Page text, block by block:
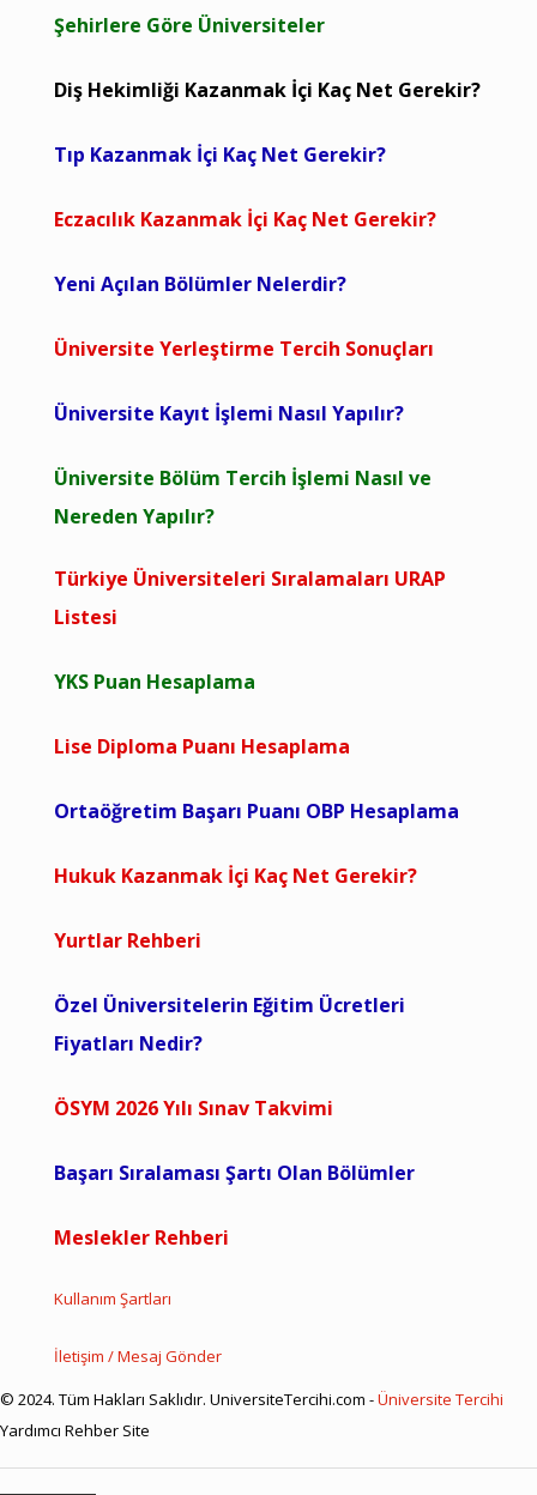
Şehirlere Göre Üniversiteler
Diş Hekimliği Kazanmak İçi Kaç Net Gerekir?
Tıp Kazanmak İçi Kaç Net Gerekir?
Eczacılık Kazanmak İçi Kaç Net Gerekir?
Yeni Açılan Bölümler Nelerdir?
Üniversite Yerleştirme Tercih Sonuçları
Üniversite Kayıt İşlemi Nasıl Yapılır?
Üniversite Bölüm Tercih İşlemi Nasıl ve
Nereden Yapılır?
Türkiye Üniversiteleri Sıralamaları URAP
Listesi
YKS Puan Hesaplama
Lise Diploma Puanı Hesaplama
Ortaöğretim Başarı Puanı OBP Hesaplama
Hukuk Kazanmak İçi Kaç Net Gerekir?
Yurtlar Rehberi
Özel Üniversitelerin Eğitim Ücretleri
Fiyatları Nedir?
ÖSYM 2026 Yılı Sınav Takvimi
Başarı Sıralaması Şartı Olan Bölümler
Meslekler Rehberi
Kullanım Şartları
İletişim / Mesaj Gönder
© 2024. Tüm Hakları Saklıdır. UniversiteTercihi.com -Üniversite Tercihi
Yardımcı Rehber Site